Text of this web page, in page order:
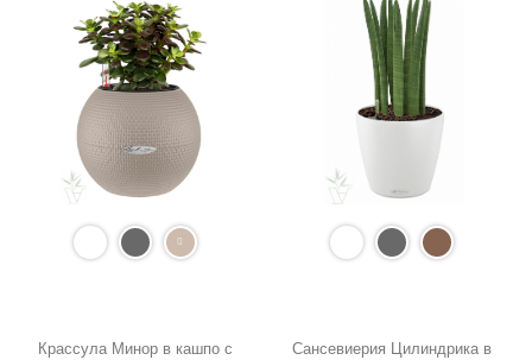
Крассула Минор в кашпо с
Сансевиерия Цилиндрика в